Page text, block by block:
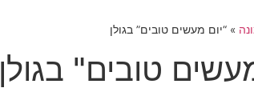
» “יום מעשים טובים” בגולן
טובים" בגולן